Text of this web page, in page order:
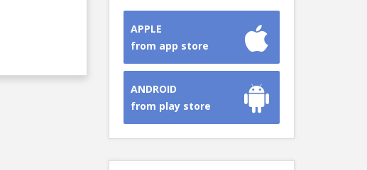
APPLE
from app store
ANDROID
from play store